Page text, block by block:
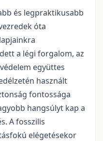
és legpraktikusabb
óta
a légi forgalom, az
együttes
használt
fontossága
hangsúlyt kap a
A fosszilis
elégetésekor